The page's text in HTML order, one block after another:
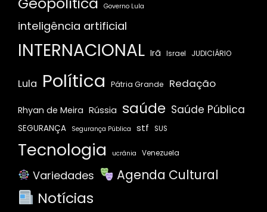
Governo Lula
inteligência artificial
INTERNACIONAL Irã Israel JUDICIÁRIO
Lula Política Pátria Grande Redação
Rhyan de Meira Rússia saúde Saúde Pública
SEGURANÇA Segurança Pública stf SUS
Tecnologia ucrânia Venezuela
Variedades Agenda Cultural
Notícias